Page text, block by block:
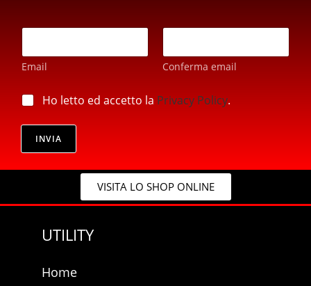
E
a
i
*
Email Conferma email
m
i
*
E
i
p
i
a
Ho letto ed accetto la Privacy Policy.
INVIA
VISITA LO SHOP ONLINE
UTILITY
Home